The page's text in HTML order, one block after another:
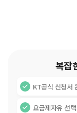
복잡
KT공식 신청서
요금제자유 선